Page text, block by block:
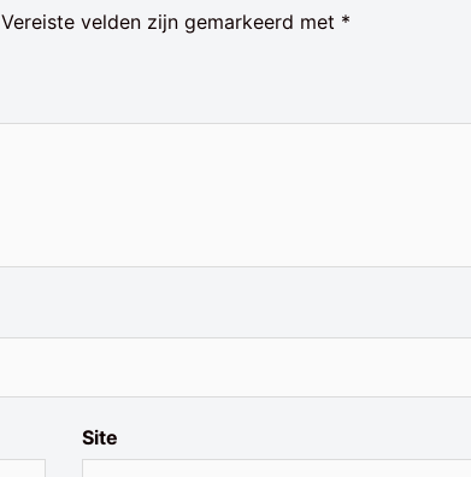
Vereiste velden zijn gemarkeerd met *
Site